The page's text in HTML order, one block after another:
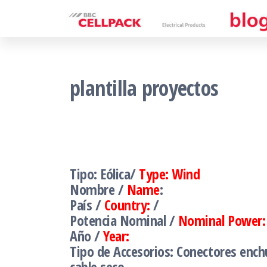
plantilla proyectos
Tipo: Eólica/Type: Wind
Nombre / Name:
País /Country:/
Potencia Nominal / Nominal Power:
Año /Year:
Tipo de Accesorios: Conectores